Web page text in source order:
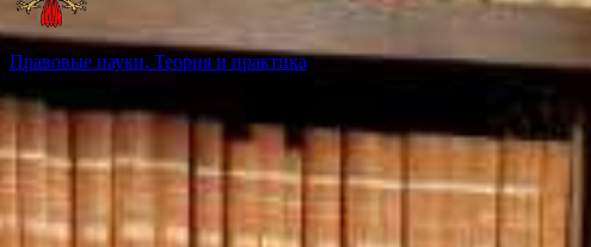
Правовые науки. Теория и практика